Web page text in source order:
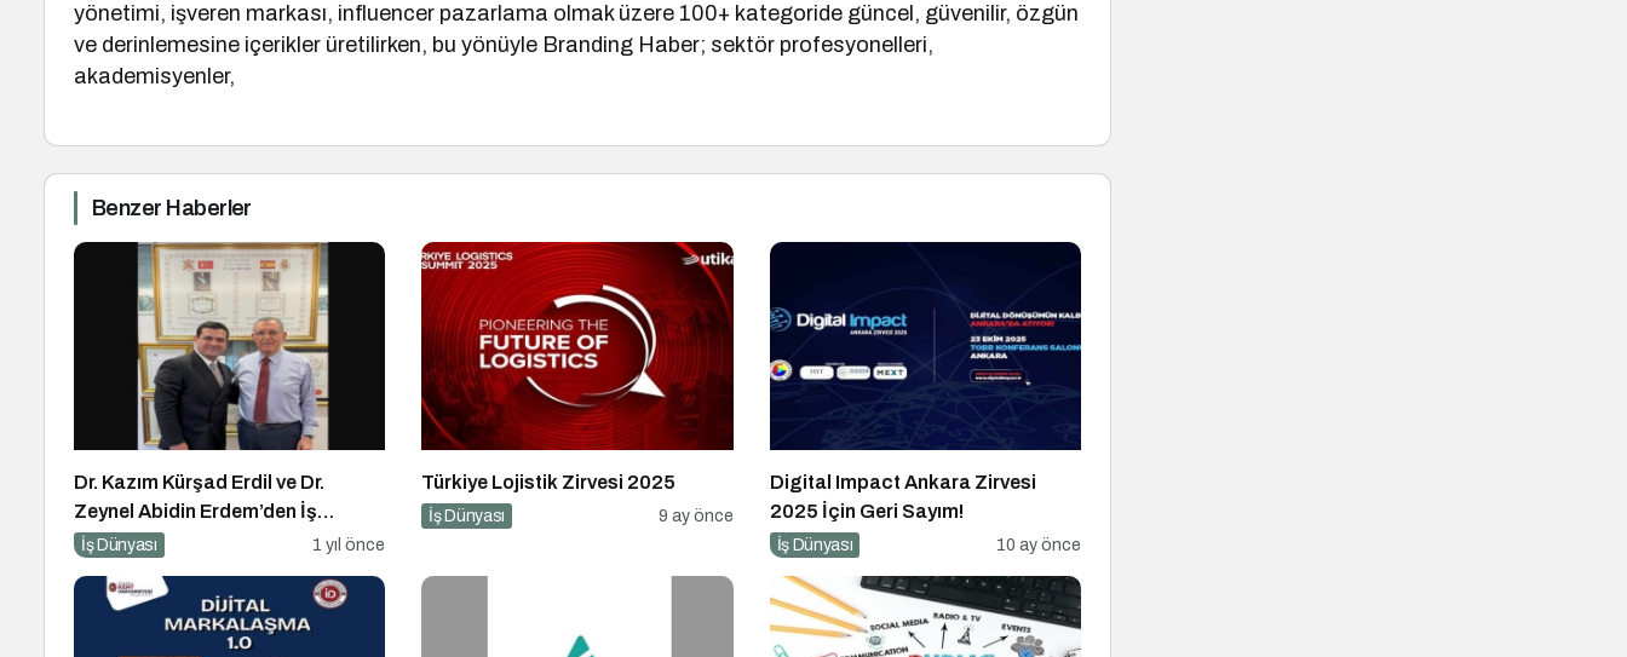
yönetimi, işveren markası, influencer pazarlama olmak üzere 100+ kategoride güncel, güvenilir, özgün
ve derinlemesine içerikler üretilirken, bu yönüyle Branding Haber; sektör profesyonelleri,
akademisyenler,
Benzer Haberler
Dr. Kazım Kürşad Erdil ve Dr.
Zeynel Abidin Erdem’den İş
Dünyası Buluşması
İş Dünyası 1 yıl önce
Türkiye Lojistik Zirvesi 2025
İş Dünyası 9 ay önce
Digital Impact Ankara Zirvesi
2025 İçin Geri Sayım!
İş Dünyası 10 ay önce